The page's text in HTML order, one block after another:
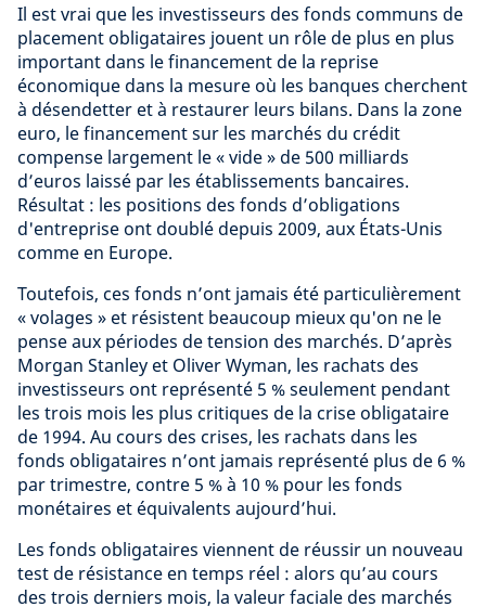
Il est vrai que les investisseurs des fonds communs de
placement obligataires jouent un rôle de plus en plus
important dans le financement de la reprise
économique dans la mesure où les banques cherchent
à désendetter et à restaurer leurs bilans. Dans la zone
euro, le financement sur les marchés du crédit
compense largement le « vide » de 500 milliards
d’euros laissé par les établissements bancaires.
Résultat : les positions des fonds d’obligations
d'entreprise ont doublé depuis 2009, aux États-Unis
comme en Europe.
Toutefois, ces fonds n’ont jamais été particulièrement
« volages » et résistent beaucoup mieux qu'on ne le
pense aux périodes de tension des marchés. D’après
Morgan Stanley et Oliver Wyman, les rachats des
investisseurs ont représenté 5 % seulement pendant
les trois mois les plus critiques de la crise obligataire
de 1994. Au cours des crises, les rachats dans les
fonds obligataires n’ont jamais représenté plus de 6 %
par trimestre, contre 5 % à 10 % pour les fonds
monétaires et équivalents aujourd’hui.
Les fonds obligataires viennent de réussir un nouveau
test de résistance en temps réel : alors qu’au cours
des trois derniers mois, la valeur faciale des marchés